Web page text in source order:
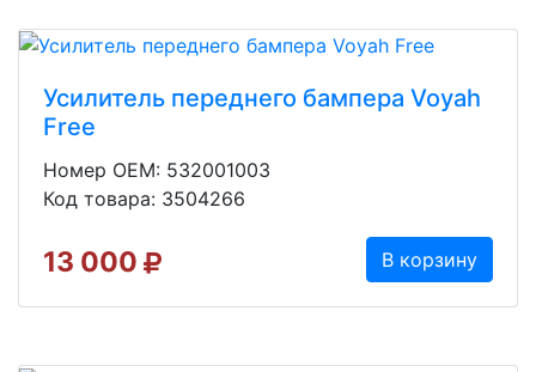
Усилитель переднего бампера Voyah
Free
Номер OEM: 532001003
Код товара: 3504266
13 000 В корзину